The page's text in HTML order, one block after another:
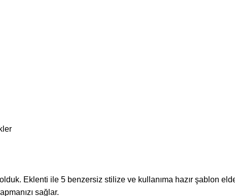
Eklenti ile 5 benzersiz stilize ve kullanıma hazır şablon
sağlar.